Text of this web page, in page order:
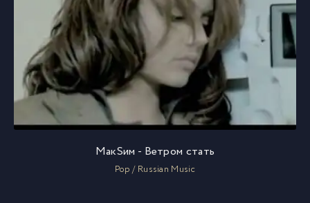
МакSим - Ветром стать
Pop / Russian Music